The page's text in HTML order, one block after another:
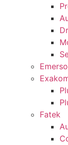
Fatek